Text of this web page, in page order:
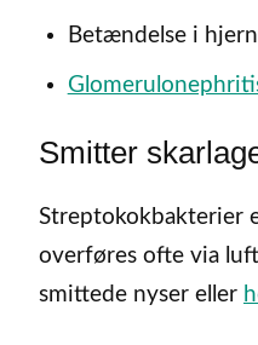
Betændelse i
Smitter
Streptokokbakterier
overføres ofte via
smittede nyser eller